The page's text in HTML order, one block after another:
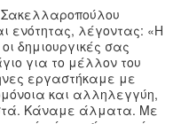
Σακελλαροπούλου
ενότητας, λέγοντας: «Η
δημιουργικές σας
για το μέλλον του
εργαστήκαμε με
και αλληλεγγύη,
Κάναμε άλματα. Με